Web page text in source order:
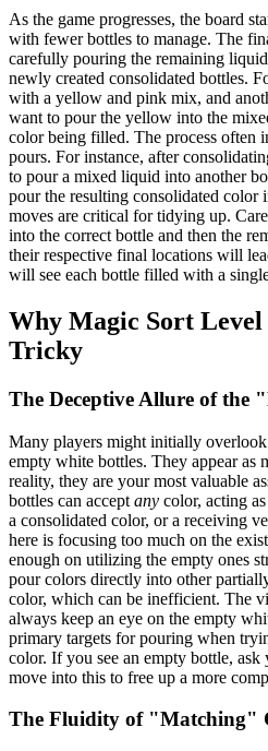
As the game progresses, the board
with fewer bottles to manage. The
carefully pouring the remaining
newly created consolidated bottles.
with a yellow and pink mix, and
want to pour the yellow into the
color being filled. The process often
pours. For instance, after
to pour a mixed liquid into another
pour the resulting consolidated
moves are critical for tidying up.
into the correct bottle and then the
their respective final locations will
will see each bottle filled with a
Why Magic Sort Level
Tricky
The Deceptive Allure of the
Many players might initially
empty white bottles. They appear as
reality, they are your most valuable
bottles can accept any color, acting
a consolidated color, or a receiving
here is focusing too much on the
enough on utilizing the empty ones
pour colors directly into other
color, which can be inefficient. The
always keep an eye on the empty
primary targets for pouring when
color. If you see an empty bottle,
move into this to free up a more
The Fluidity of "Matching"